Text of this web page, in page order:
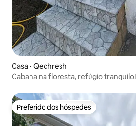
Casa ⋅ Qechresh
Cabana na floresta, refúgio tranquilo!
Preferido dos hóspedes
Preferido dos hóspedes